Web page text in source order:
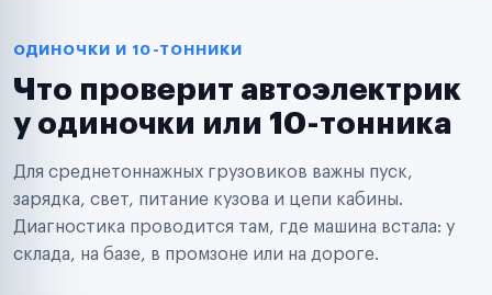
Таксопарки
Автодилеры
Поставщики запчастей
Аренда спецтехники
Ремонт спецтехники
Ритейл-сети
Управляющие компании
Страховые компании
ОДИНОЧКИ И 10-ТОННИКИ
Что проверит автоэлектрик
у одиночки или 10-тонника
Для среднетоннажных грузовиков важны пуск,
зарядка, свет, питание кузова и цепи кабины.
Диагностика проводится там, где машина встала: у
склада, на базе, в промзоне или на дороге.